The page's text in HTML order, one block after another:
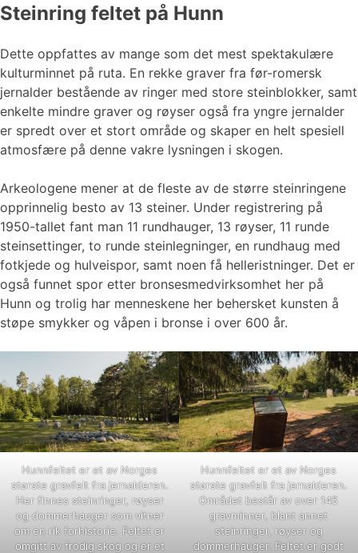
Steinring feltet på Hunn
Dette oppfattes av mange som det mest spektakulære
kulturminnet på ruta. En rekke graver fra før-romersk
jernalder bestående av ringer med store steinblokker, samt
enkelte mindre graver og røyser også fra yngre jernalder
er spredt over et stort område og skaper en helt spesiell
atmosfære på denne vakre lysningen i skogen.
Arkeologene mener at de fleste av de større steinringene
opprinnelig besto av 13 steiner. Under registrering på
1950-tallet fant man 11 rundhauger, 13 røyser, 11 runde
steinsettinger, to runde steinlegninger, en rundhaug med
fotkjede og hulveispor, samt noen få helleristninger. Det er
også funnet spor etter bronsesmedvirksomhet her på
Hunn og trolig har menneskene her behersket kunsten å
støpe smykker og våpen i bronse i over 600 år.
Hunnfeltet er et av Norges
største gravfelt fra jernalderen.
Her finnes steinringer, røyser
og dommerhauger som vitner
om en rik forhistorie. Feltet er
omgitt av frodig skog og er et
Hunnfeltet er et av Norges
største gravfelt fra jernalderen.
Området består av over 145
gravminner, blant annet
steinringer, røyser og
dommerhauger. Feltet er godt